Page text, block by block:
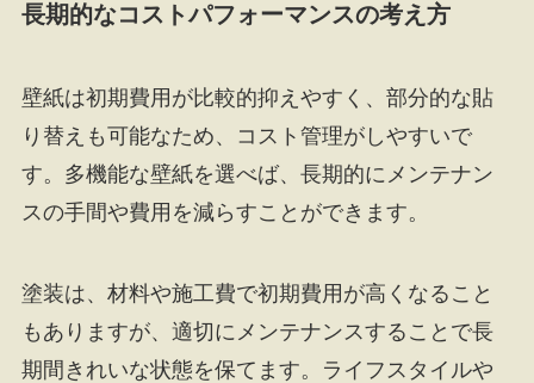
長期的なコストパフォーマンスの考え方
壁紙は初期費用が比較的抑えやすく、部分的な貼
り替えも可能なため、コスト管理がしやすいで
す。多機能な壁紙を選べば、長期的にメンテナン
スの手間や費用を減らすことができます。
塗装は、材料や施工費で初期費用が高くなること
もありますが、適切にメンテナンスすることで長
期間きれいな状態を保てます。ライフスタイルや